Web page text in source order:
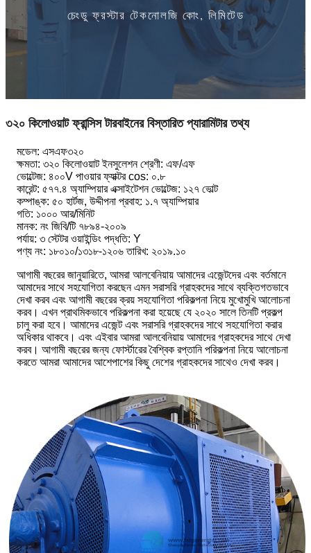
চেংডু ফ্রস্টার টেকনোলজি কোং, লিমিটেড
৩২০ কিলোওয়াট ফ্রান্সিস টারবাইনের বিস্তারিত প্যারামিটার তথ্য
মডেল: এসএফ৩২০
ক্ষমতা: ৩২০ কিলোওয়াট ইনসুলেশন শ্রেণী: এফ/এফ
ভোল্টেজ: ৪০০V পাওয়ার ফ্যাক্টর cos: ০.৮
কারেন্ট: ৫৭৭.৪ অ্যাম্পিয়ার এক্সাইটেশন ভোল্টেজ: ১২৭ ভোল্ট
কম্পাঙ্ক: ৫০ হার্টজ, উদ্দীপনা প্রবাহ: ১.৭ অ্যাম্পিয়ার
গতি: ১০০০ আর/মিনিট
মানক: নং জিবি/টি ৭৮৯৪-২০০৯
পর্যায়: ৩ স্টেটর ওয়াইন্ডিং পদ্ধতি: Y
পণ্য নং: ১৮০১০/১৩১৮-১২০৬ তারিখ: ২০১৯.১০
আগামী বছরের জানুয়ারিতে, আমরা আলবেনিয়ায় আমাদের এজেন্টদের এবং বর্তমানে
আমাদের সাথে সহযোগিতা করছেন এমন সরাসরি গ্রাহকদের সাথে ব্যক্তিগতভাবে
দেখা করব এবং আগামী বছরের ক্রয় সহযোগিতা পরিকল্পনা নিয়ে মুখোমুখি আলোচনা
করব। এখন প্রাথমিকভাবে পরিকল্পনা করা হয়েছে যে ২০২০ সালে তিনটি প্রকল্প
চালু করা হবে। আমাদের এজেন্ট এবং সরাসরি গ্রাহকদের সাথে সহযোগিতা করার
অধিকার থাকবে। এবং এইবার আমরা আলবেনিয়ায় আমাদের গ্রাহকদের সাথে দেখা
করব। আগামী বছরের জন্য ফোর্স্টারের বৈশ্বিক রপ্তানি পরিকল্পনা নিয়ে আলোচনা
করতে আমরা আমাদের আশেপাশের কিছু দেশের গ্রাহকদের সাথেও দেখা করব।